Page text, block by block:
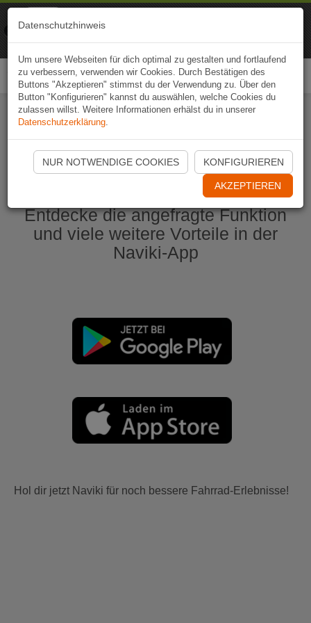
Naviki App jetzt öffnen
Entdecke die angefragte Funktion
und viele weitere Vorteile in der
Naviki-App
Hol dir jetzt Naviki für noch bessere Fahrrad-Erlebnisse!
Datenschutzhinweis
Um unsere Webseiten für dich optimal zu gestalten und fortlaufend
zu verbessern, verwenden wir Cookies. Durch Bestätigen des
Buttons "Akzeptieren" stimmst du der Verwendung zu. Über den
Button "Konfigurieren" kannst du auswählen, welche Cookies du
zulassen willst. Weitere Informationen erhälst du in unserer
Datenschutzerklärung.
NUR NOTWENDIGE COOKIES KONFIGURIEREN
AKZEPTIEREN
Naviki